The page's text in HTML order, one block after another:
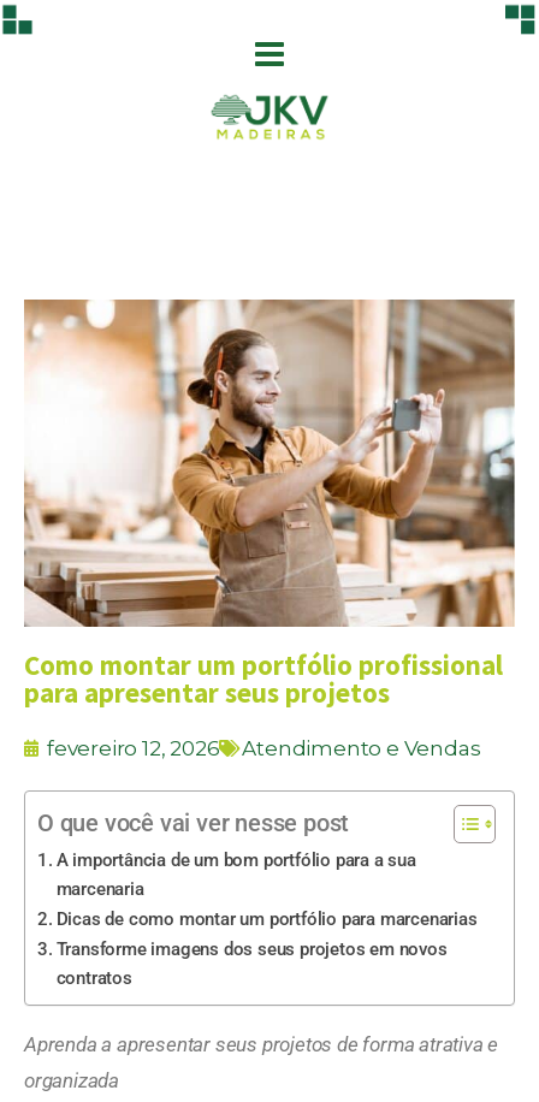
Como montar um portfólio profissional
para apresentar seus projetos
fevereiro 12, 2026 Atendimento e Vendas
O que você vai ver nesse post
A importância de um bom portfólio para a sua
marcenaria
Dicas de como montar um portfólio para marcenarias
Transforme imagens dos seus projetos em novos
contratos
Aprenda a apresentar seus projetos de forma atrativa e
organizada